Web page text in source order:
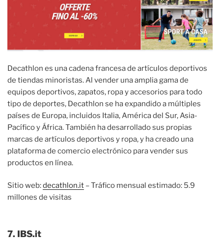
Decathlon es una cadena francesa de artículos deportivos
de tiendas minoristas. Al vender una amplia gama de
equipos deportivos, zapatos, ropa y accesorios para todo
tipo de deportes, Decathlon se ha expandido a múltiples
países de Europa, incluidos Italia, América del Sur, Asia-
Pacífico y África. También ha desarrollado sus propias
marcas de artículos deportivos y ropa, y ha creado una
plataforma de comercio electrónico para vender sus
productos en línea.
Sitio web:decathlon.it – Tráfico mensual estimado: 5.9
millones de visitas
7. IBS.it